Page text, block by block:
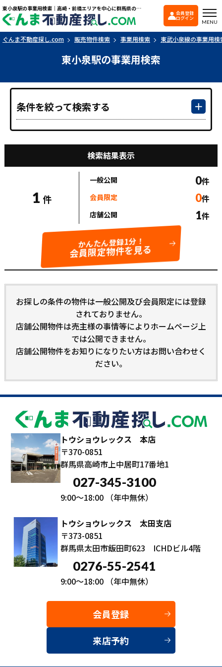
東小泉駅の事業用検索｜高崎・前橋エリアを中心に群馬県の戸建て・マンションを探すなら「ぐんま不動産探し.com」
ぐんま不動産探し
会員登録
ログイン
MENU
ぐんま不動産探し.com 販売物件検索 事業用検索 東武小泉線の事業用検
東小泉駅の事業用検索
条件を絞って検索する
検索結果表示
1 件
一般公開 0件
会員限定 0件
店舗公開 1件
かんたん登録1分！
会員限定物件を見る
お探しの条件の物件は一般公開及び会員限定には登録
されておりません。
店舗公開物件は売主様の事情等によりホームページ上
では公開できません。
店舗公開物件をお知りになりたい方はお問い合わせく
ださい。
トウショウレックス 本店
〒370-0851
群馬県高崎市上中居町17番地1
027-345-3100
9:00～18:00 （年中無休）
トウショウレックス 太田支店
〒373-0851
群馬県太田市飯田町623 ICHDビル4階
0276-55-2541
9:00～18:00 （年中無休）
会員登録
来店予約